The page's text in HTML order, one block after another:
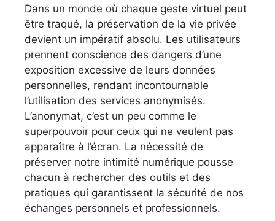
Dans un monde où chaque geste virtuel peut
être traqué, la préservation de la vie privée
devient un impératif absolu. Les utilisateurs
prennent conscience des dangers d’une
exposition excessive de leurs données
personnelles, rendant incontournable
l’utilisation des services anonymisés.
L’anonymat, c’est un peu comme le
superpouvoir pour ceux qui ne veulent pas
apparaître à l’écran. La nécessité de
préserver notre intimité numérique pousse
chacun à rechercher des outils et des
pratiques qui garantissent la sécurité de nos
échanges personnels et professionnels.